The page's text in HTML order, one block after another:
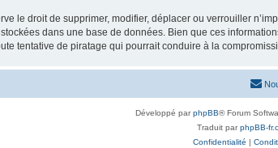
le droit de supprimer, modifier, déplacer ou verrouiller
dans une base de données. Bien que ces
tentative de piratage qui pourrait conduire à la
Développé parphpBB® Forum
Traduit parphpBB-
Confidentialité |